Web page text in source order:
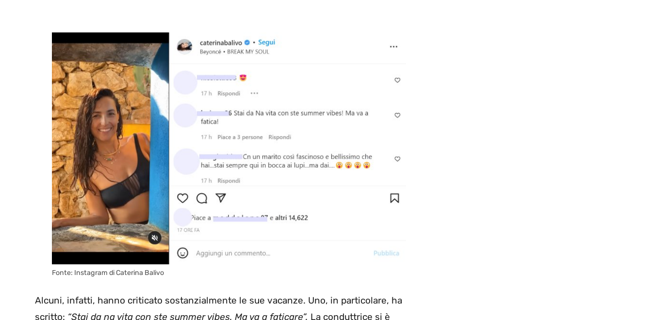
Fonte: Instagram di Caterina Balivo
Alcuni, infatti, hanno criticato sostanzialmente le sue vacanze. Uno, in particolare, ha
scritto: “Stai da na vita con ste summer vibes. Ma va a faticare”. La conduttrice si è